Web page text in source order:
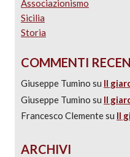
Associazionismo
Sicilia
Storia
COMMENTI
Giuseppe Tumino su Il
Giuseppe Tumino su Il
Francesco Clementesu Il
ARCHIVI